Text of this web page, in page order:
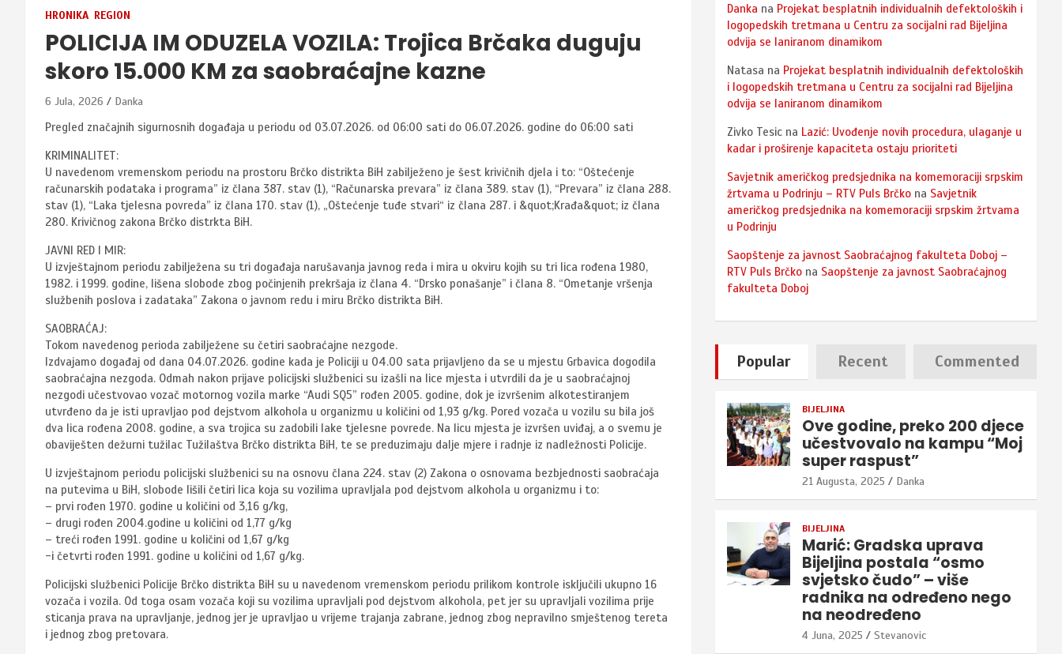
HRONIKA REGION
POLICIJA IM ODUZELA VOZILA: Trojica Brčaka duguju
skoro 15.000 KM za saobraćajne kazne
6 Jula, 2026 Danka
Pregled značajnih sigurnosnih događaja u periodu od 03.07.2026. od 06:00 sati do 06.07.2026. godine do 06:00 sati
KRIMINALITET:
U navedenom vremenskom periodu na prostoru Brčko distrikta BiH zabilježeno je šest krivičnih djela i to: “Oštećenje
računarskih podataka i programa” iz člana 387. stav (1), “Računarska prevara” iz člana 389. stav (1), “Prevara” iz člana 288.
stav (1), “Laka tjelesna povreda” iz člana 170. stav (1), „Oštećenje tuđe stvari“ iz člana 287. i &quot;Krađa&quot; iz člana
280. Krivičnog zakona Brčko distrkta BiH.
JAVNI RED I MIR:
U izvještajnom periodu zabilježena su tri događaja narušavanja javnog reda i mira u okviru kojih su tri lica rođena 1980,
1982. i 1999. godine, lišena slobode zbog počinjenih prekršaja iz člana 4. “Drsko ponašanje” i člana 8. “Ometanje vršenja
službenih poslova i zadataka” Zakona o javnom redu i miru Brčko distrikta BiH.
SAOBRAĆAJ:
Tokom navedenog perioda zabilježene su četiri saobraćajne nezgode.
Izdvajamo događaj od dana 04.07.2026. godine kada je Policiji u 04.00 sata prijavljeno da se u mjestu Grbavica dogodila
saobraćajna nezgoda. Odmah nakon prijave policijski službenici su izašli na lice mjesta i utvrdili da je u saobraćajnoj
nezgodi učestvovao vozač motornog vozila marke “Audi SQ5” rođen 2005. godine, dok je izvršenim alkotestiranjem
utvrđeno da je isti upravljao pod dejstvom alkohola u organizmu u količini od 1,93 g/kg. Pored vozača u vozilu su bila još
dva lica rođena 2008. godine, a sva trojica su zadobili lake tjelesne povrede. Na licu mjesta je izvršen uviđaj, a o svemu je
obaviješten dežurni tužilac Tužilaštva Brčko distrikta BiH, te se preduzimaju dalje mjere i radnje iz nadležnosti Policije.
U izvještajnom periodu policijski službenici su na osnovu člana 224. stav (2) Zakona o osnovama bezbjednosti saobraćaja
na putevima u BiH, slobode lišili četiri lica koja su vozilima upravljala pod dejstvom alkohola u organizmu i to:
– prvi rođen 1970. godine u količini od 3,16 g/kg,
– drugi rođen 2004.godine u količini od 1,77 g/kg
– treći rođen 1991. godine u količini od 1,67 g/kg
-i četvrti rođen 1991. godine u količini od 1,67 g/kg.
Policijski službenici Policije Brčko distrikta BiH su u navedenom vremenskom periodu prilikom kontrole isključili ukupno 16
vozača i vozila. Od toga osam vozača koji su vozilima upravljali pod dejstvom alkohola, pet jer su upravljali vozilima prije
sticanja prava na upravljanje, jednog jer je upravljao u vrijeme trajanja zabrane, jednog zbog nepravilno smještenog tereta
i jednog zbog pretovara.
Danka na Projekat besplatnih individualnih defektoloških i
logopedskih tretmana u Centru za socijalni rad Bijeljina
odvija se laniranom dinamikom
Natasa na Projekat besplatnih individualnih defektoloških
i logopedskih tretmana u Centru za socijalni rad Bijeljina
odvija se laniranom dinamikom
Zivko Tesic na Lazić: Uvođenje novih procedura, ulaganje u
kadar i proširenje kapaciteta ostaju prioriteti
Savjetnik američkog predsjednika na komemoraciji srpskim
žrtvama u Podrinju – RTV Puls Brčko na Savjetnik
američkog predsjednika na komemoraciji srpskim žrtvama
u Podrinju
Saopštenje za javnost Saobraćajnog fakulteta Doboj –
RTV Puls Brčko na Saopštenje za javnost Saobraćajnog
fakulteta Doboj
Popular Recent Commented
BIJELJINA
Ove godine, preko 200 djece
učestvovalo na kampu “Moj
super raspust”
21 Augusta, 2025 Danka
BIJELJINA
Marić: Gradska uprava
Bijeljina postala “osmo
svjetsko čudo” – više
radnika na određeno nego
na neodređeno
4 Juna, 2025 Stevanovic